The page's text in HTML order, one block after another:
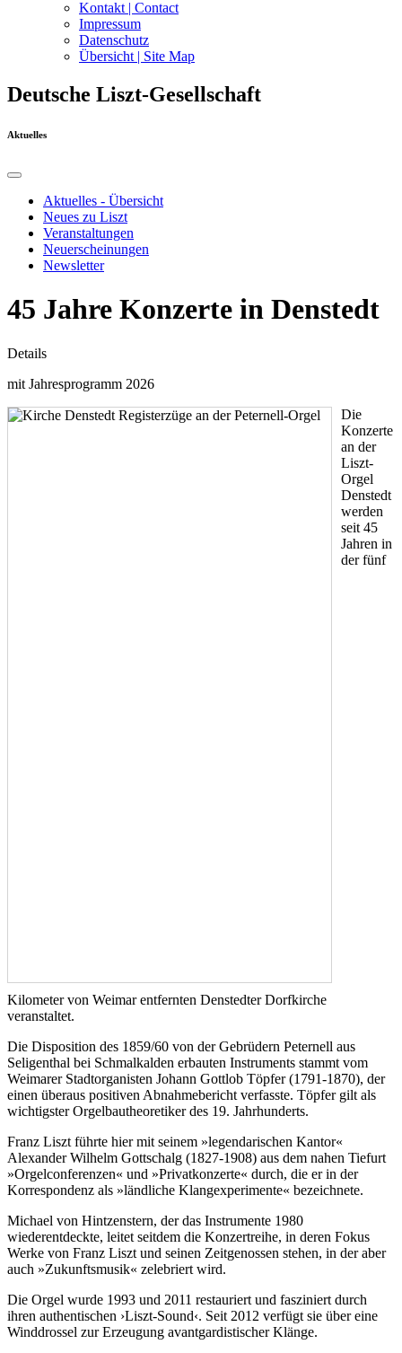
Kontakt | Contact
Impressum
Datenschutz
Übersicht | Site Map
Deutsche Liszt-Gesellschaft
Aktuelles
Aktuelles - Übersicht
Neues zu Liszt
Veranstaltungen
Neuerscheinungen
Newsletter
45 Jahre Konzerte in Denstedt
Details
mit Jahresprogramm 2026
Die
Konzerte
an der
Liszt-
Orgel
Denstedt
werden
seit 45
Jahren in
der fünf
Kilometer von Weimar entfernten Denstedter Dorfkirche
veranstaltet.
Die Disposition des 1859/60 von der Gebrüdern Peternell aus
Seligenthal bei Schmalkalden erbauten Instruments stammt vom
Weimarer Stadtorganisten Johann Gottlob Töpfer (1791-1870), der
einen überaus positiven Abnahmebericht verfasste. Töpfer gilt als
wichtigster Orgelbautheoretiker des 19. Jahrhunderts.
Franz Liszt führte hier mit seinem »legendarischen Kantor«
Alexander Wilhelm Gottschalg (1827-1908) aus dem nahen Tiefurt
»Orgelconferenzen« und »Privatkonzerte« durch, die er in der
Korrespondenz als »ländliche Klangexperimente« bezeichnete.
Michael von Hintzenstern, der das Instrumente 1980
wiederentdeckte, leitet seitdem die Konzertreihe, in deren Fokus
Werke von Franz Liszt und seinen Zeitgenossen stehen, in der aber
auch »Zukunftsmusik« zelebriert wird.
Die Orgel wurde 1993 und 2011 restauriert und fasziniert durch
ihren authentischen ›Liszt-Sound‹. Seit 2012 verfügt sie über eine
Winddrossel zur Erzeugung avantgardistischer Klänge.